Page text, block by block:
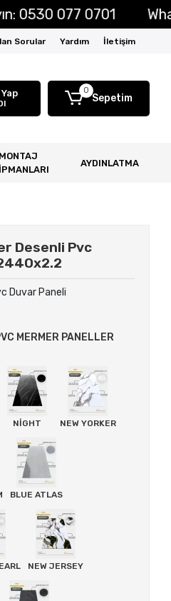
077 0701
Sorular Yardım İletişim
0
Sepetim
MONTAJ
AYDINLATMA
Desenli Pvc
Duvar Paneli
MERMER PANELLER
NİGHT NEW YORKER
BLUE ATLAS
NEW JERSEY